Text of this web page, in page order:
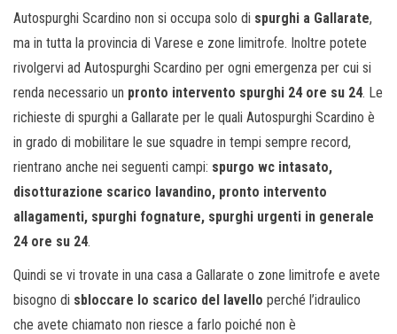
Autospurghi Scardino non si occupa solo di spurghi a Gallarate,
ma in tutta la provincia di Varese e zone limitrofe. Inoltre potete
rivolgervi ad Autospurghi Scardino per ogni emergenza per cui si
renda necessario un pronto intervento spurghi 24 ore su 24. Le
richieste di spurghi a Gallarate per le quali Autospurghi Scardino è
in grado di mobilitare le sue squadre in tempi sempre record,
rientrano anche nei seguenti campi: spurgo wc intasato,
disotturazione scarico lavandino, pronto intervento
allagamenti, spurghi fognature, spurghi urgenti in generale
24 ore su 24.
Quindi se vi trovate in una casa a Gallarate o zone limitrofe e avete
bisogno di sbloccare lo scarico del lavello perché l’idraulico
che avete chiamato non riesce a farlo poiché non è